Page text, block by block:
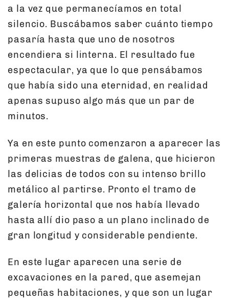
a la vez que permanecíamos en total
silencio. Buscábamos saber cuánto tiempo
pasaría hasta que uno de nosotros
encendiera si linterna. El resultado fue
espectacular, ya que lo que pensábamos
que había sido una eternidad, en realidad
apenas supuso algo más que un par de
minutos.
Ya en este punto comenzaron a aparecer las
primeras muestras de galena, que hicieron
las delicias de todos con su intenso brillo
metálico al partirse. Pronto el tramo de
galería horizontal que nos había llevado
hasta allí dio paso a un plano inclinado de
gran longitud y considerable pendiente.
En este lugar aparecen una serie de
excavaciones en la pared, que asemejan
pequeñas habitaciones, y que son un lugar